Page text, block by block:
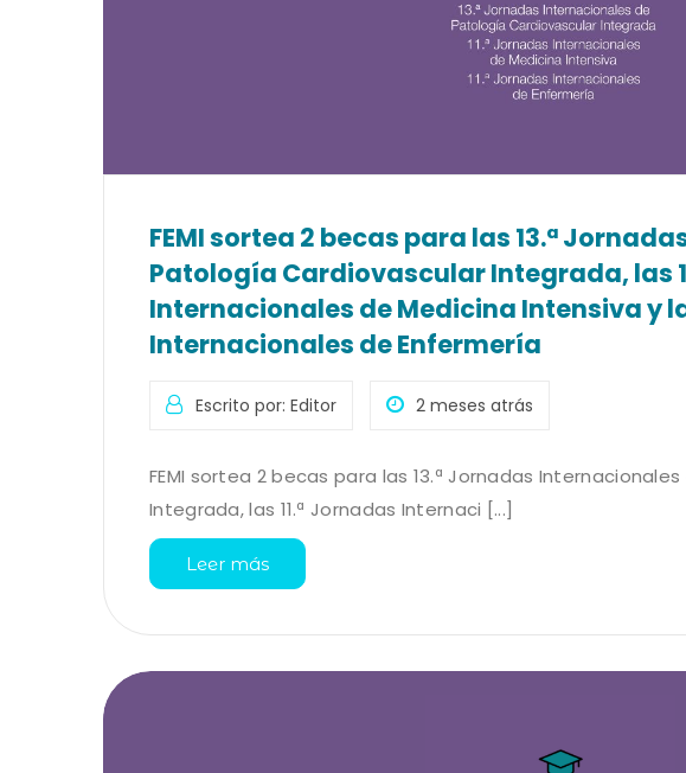
FEMI sortea 2 becas para las 13.ª
Patología Cardiovascular Integrada, las
Internacionales de Medicina Intensiva y
Internacionales de Enfermería
Escrito por: Editor 2 meses atrás
FEMI sortea 2 becas para las 13.ª Jornadas
Integrada, las 11.ª Jornadas Internaci [...]
Leer más